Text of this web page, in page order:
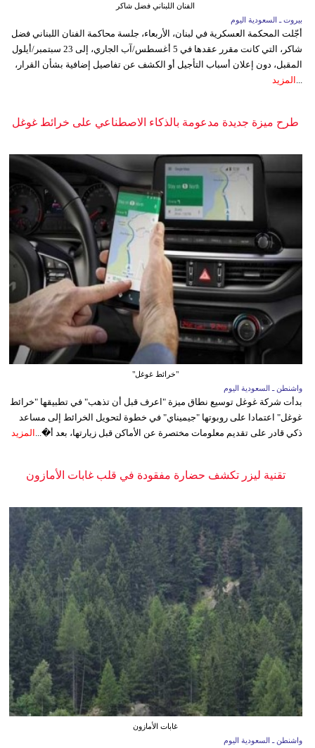
الفنان اللبناني فضل شاكر
بيروت ـ السعودية اليوم
أجّلت المحكمة العسكرية في لبنان، الأربعاء، جلسة محاكمة الفنان اللبناني فضل
شاكر، التي كانت مقرر عقدها في 5 أغسطس/آب الجاري، إلى 23 سبتمبر/أيلول
المقبل، دون إعلان أسباب التأجيل أو الكشف عن تفاصيل إضافية بشأن القرار،
المزيد
طرح ميزة جديدة مدعومة بالذكاء الاصطناعي على خرائط غوغل
"خرائط غوغل"
واشنطن ـ السعودية اليوم
بدأت شركة غوغل توسيع نطاق ميزة "اعرف قبل أن تذهب" في تطبيقها "خرائط
غوغل" اعتمادا على روبوتها "جيميناي" في خطوة لتحويل الخرائط إلى مساعد
ذكي قادر على تقديم معلومات مختصرة عن الأماكن قبل زيارتها، بعد أ�... المزيد
تقنية ليزر تكشف حضارة مفقودة في قلب غابات الأمازون
غابات الأمازون
واشنطن ـ السعودية اليوم